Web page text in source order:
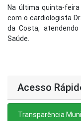
Na última quinta-
com o cardiologista
da Costa,
Saúde.
Acesso
Transparência